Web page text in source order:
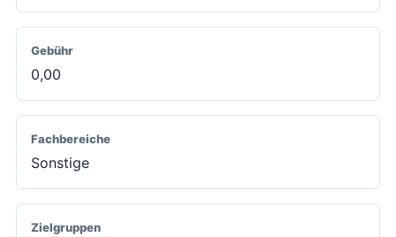
Gebühr
0,00
Fachbereiche
Sonstige
Zielgruppen